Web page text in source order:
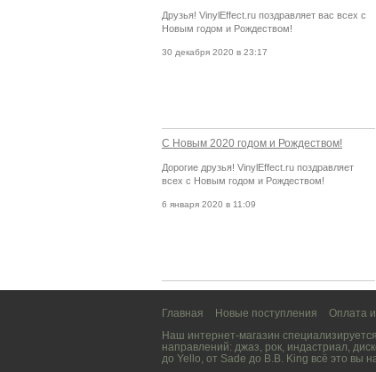
Друзья! VinylEffect.ru поздравляет вас всех с
Новым годом и Рождеством!
30 декабря 2020 в 23:17
С Новым 2020 годом и Рождеством!
Дорогие друзья! VinylEffect.ru поздравляет
всех с Новым годом и Рождеством!
6 января 2020 в 11:09
Главная Новые поступления Оплата
Наш интернет-магазин
направлений: джаз, рок, индастриал,
до Yello, от Sade до B.B. King всё это вы